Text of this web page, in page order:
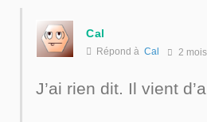
Cal
Répond à Cal 2 mois
J’ai rien dit. Il vient